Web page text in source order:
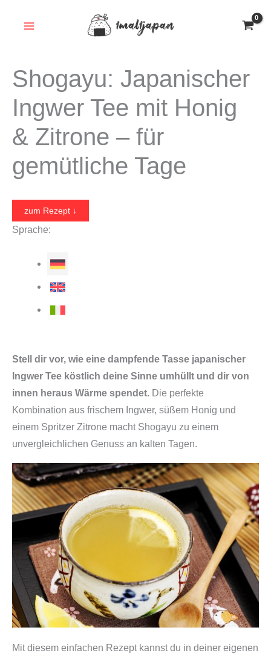
Shogayu: Japanischer
Ingwer Tee mit Honig
& Zitrone – für
gemütliche Tage
zum Rezept ↓
Sprache:
Stell dir vor, wie eine dampfende Tasse japanischer
Ingwer Tee köstlich deine Sinne umhüllt und dir von
innen heraus Wärme spendet. Die perfekte
Kombination aus frischem Ingwer, süßem Honig und
einem Spritzer Zitrone macht Shogayu zu einem
unvergleichlichen Genuss an kalten Tagen.
Mit diesem einfachen Rezept kannst du in deiner eigenen